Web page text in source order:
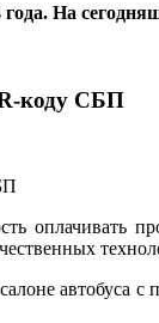
На
коду СБП
оплачивать